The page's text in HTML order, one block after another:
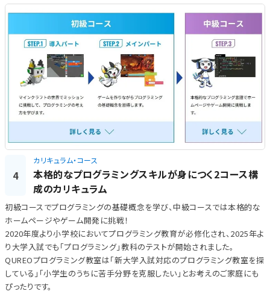
4
カリキュラム・コース
本格的なプログラミングスキルが身につく2コース構
成のカリキュラム
初級コースでプログラミングの基礎概念を学び、中級コースでは本格的な
ホームページやゲーム開発に挑戦！
2020年度より小学校においてプログラミング教育が必修化され、2025年よ
り大学入試でも「プログラミング」教科のテストが開始されました。
QUREOプログラミング教室は「新大学入試対応のプログラミング教室を探
している」「小学生のうちに苦手分野を克服したい」とお考えのご家庭にも
ぴったりです。